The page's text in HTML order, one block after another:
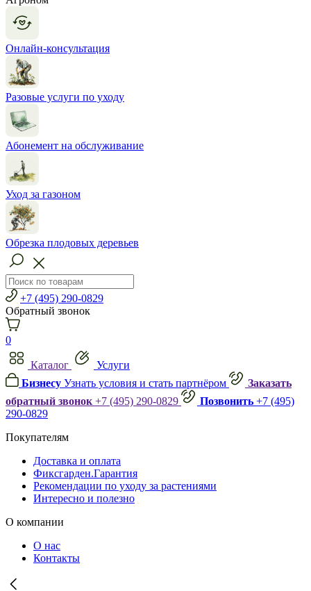
Онлайн-консультация
Разовые услуги по уходу
Абонемент на обслуживание
Уход за газоном
Обрезка плодовых деревьев
+7 (495) 290-0829
Обратный звонок
0
Каталог
Услуги
Бизнесу Узнать условия и стать партнёром
Заказать
обратный звонок +7 (495) 290-0829 Позвонить +7 (495)
290-0829
Покупателям
Доставка и оплата
Фиксгарден.Гарантия
Рекомендации по уходу за растениями
Интересно и полезно
О компании
О нас
Контакты